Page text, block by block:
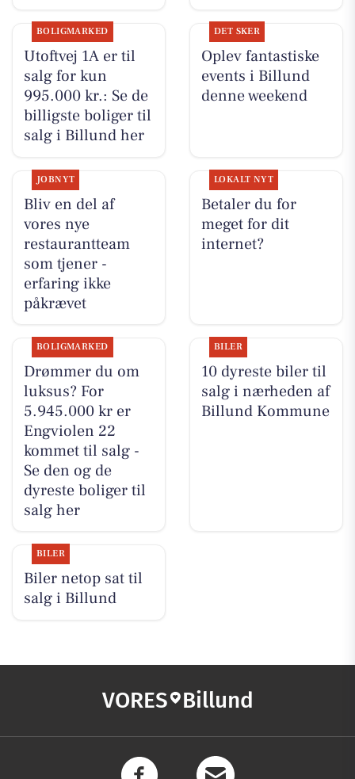
BOLIGMARKED
Utoftvej 1A er til
salg for kun
995.000 kr.: Se de
billigste boliger til
salg i Billund her
DET SKER
Oplev fantastiske
events i Billund
denne weekend
JOBNYT
Bliv en del af
vores nye
restaurantteam
som tjener -
erfaring ikke
påkrævet
LOKALT NYT
Betaler du for
meget for dit
internet?
BOLIGMARKED
Drømmer du om
luksus? For
5.945.000 kr er
Engviolen 22
kommet til salg -
Se den og de
dyreste boliger til
salg her
BILER
10 dyreste biler til
salg i nærheden af
Billund Kommune
BILER
Biler netop sat til
salg i Billund
VORES Billund